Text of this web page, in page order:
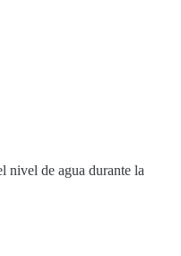
nivel de agua durante la